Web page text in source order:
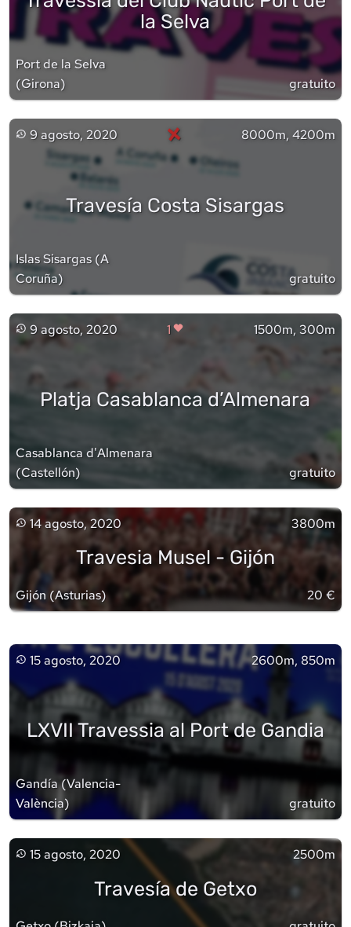
la Selva
Port de la Selva
(Girona) gratuito
9 agosto, 2020 × 8000m, 4200m
Travesía Costa Sisargas
Islas Sisargas(A
Coruña) gratuito
9 agosto, 2020 1 1500m, 300m
Platja Casablanca d’Almenara
Casablanca d'Almenara
(Castellón) gratuito
14 agosto, 2020 3800m
Travesia Musel - Gijón
Gijón (Asturias) 20 €
15 agosto, 2020 2600m, 850m
LXVII Travessia al Port de Gandia
Gandía(Valencia-
València) gratuito
15 agosto, 2020 2500m
Travesía de Getxo